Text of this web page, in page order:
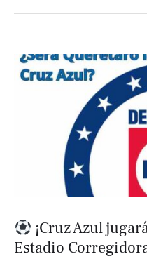
¡Cruz Azul
Estadio